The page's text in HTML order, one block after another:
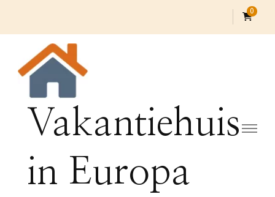
0
Vakantiehuis
in Europa